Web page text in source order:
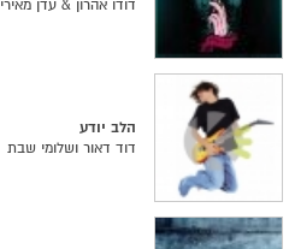
דודו אהרון & עדן מאירי
הלב יודע
דוד דאור ושלומי שבת